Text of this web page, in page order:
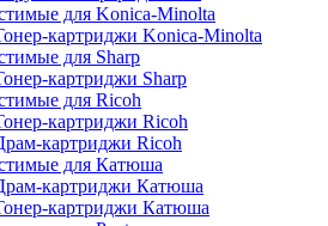
для Konica-Minolta
картриджи Konica-Minolta
для Sharp
картриджи Sharp
для Ricoh
картриджи Ricoh
картриджи Ricoh
для Катюша
картриджи Катюша
картриджи Катюша